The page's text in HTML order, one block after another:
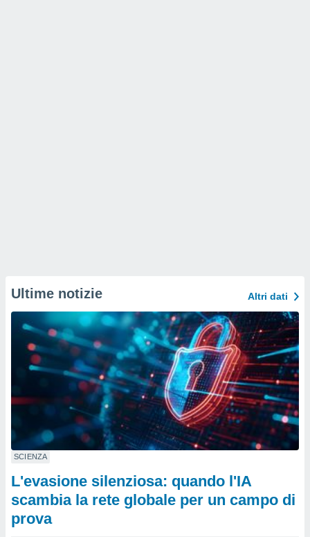
Ultime notizie Altri dati
SCIENZA
L'evasione silenziosa: quando l'IA
scambia la rete globale per un campo di
prova